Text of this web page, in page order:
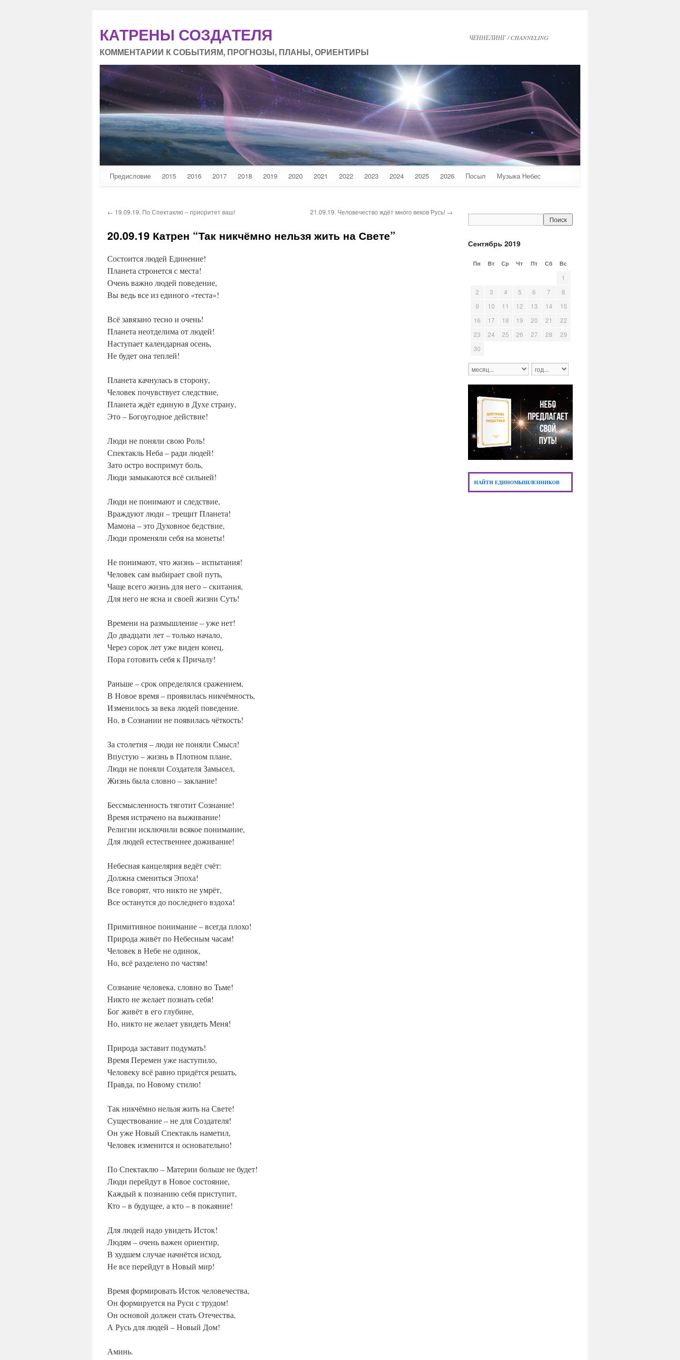
ЧЕННЕЛИНГ / CHANNELING
КАТРЕНЫ СОЗДАТЕЛЯ
КОММЕНТАРИИ К СОБЫТИЯМ, ПРОГНОЗЫ, ПЛАНЫ, ОРИЕНТИРЫ
Предисловие 2015 2016 2017 2018 2019 2020 2021 2022 2023 2024 2025 2026 Посыл Музыка Небес
Сентябрь 2019
Пн Вт Ср Чт Пт Сб Вс
1
2
3 4 5 6 7
8
9
10 11 12 13 14
15
16
17 18 19 20 21
22
23
24 25 26 27 28
29
30
НАЙТИ ЕДИНОМЫШЛЕННИКОВ
← 19.09.19. По Спектаклю – приоритет ваш! 21.09.19. Человечество ждёт много веков Русь! →
20.09.19 Катрен “Так никчёмно нельзя жить на Свете”
Состоится людей Единение!
Планета стронется с места!
Очень важно людей поведение,
Вы ведь все из единого «теста»!
Всё завязано тесно и очень!
Планета неотделима от людей!
Наступает календарная осень,
Не будет она теплей!
Планета качнулась в сторону,
Человек почувствует следствие,
Планета ждёт единую в Духе страну,
Это – Богоугодное действие!
Люди не поняли свою Роль!
Спектакль Неба – ради людей!
Зато остро воспримут боль,
Люди замыкаются всё сильней!
Люди не понимают и следствие,
Враждуют люди – трещит Планета!
Мамона – это Духовное бедствие,
Люди променяли себя на монеты!
Не понимают, что жизнь – испытания!
Человек сам выбирает свой путь,
Чаще всего жизнь для него – скитания,
Для него не ясна и своей жизни Суть!
Времени на размышление – уже нет!
До двадцати лет – только начало,
Через сорок лет уже виден конец,
Пора готовить себя к Причалу!
Раньше – срок определялся сражением,
В Новое время – проявилась никчёмность,
Изменилось за века людей поведение.
Но, в Сознании не появилась чёткость!
За столетия – люди не поняли Смысл!
Впустую – жизнь в Плотном плане,
Люди не поняли Создателя Замысел,
Жизнь была словно – заклание!
Бессмысленность тяготит Сознание!
Время истрачено на выживание!
Религии исключили всякое понимание,
Для людей естественнее доживание!
Небесная канцелярия ведёт счёт:
Должна смениться Эпоха!
Все говорят, что никто не умрёт,
Все останутся до последнего вздоха!
Примитивное понимание – всегда плохо!
Природа живёт по Небесным часам!
Человек в Небе не одинок,
Но, всё разделено по частям!
Сознание человека, словно во Тьме!
Никто не желает познать себя!
Бог живёт в его глубине,
Но, никто не желает увидеть Меня!
Природа заставит подумать!
Время Перемен уже наступило,
Человеку всё равно придётся решать,
Правда, по Новому стилю!
Так никчёмно нельзя жить на Свете!
Существование – не для Создателя!
Он уже Новый Спектакль наметил,
Человек изменится и основательно!
По Спектаклю – Материи больше не будет!
Люди перейдут в Новое состояние,
Каждый к познанию себя приступит,
Кто – в будущее, а кто – в покаяние!
Для людей надо увидеть Исток!
Людям – очень важен ориентир,
В худшем случае начнётся исход,
Не все перейдут в Новый мир!
Время формировать Исток человечества,
Он формируется на Руси с трудом!
Он основой должен стать Отечества,
А Русь для людей – Новый Дом!
Аминь.